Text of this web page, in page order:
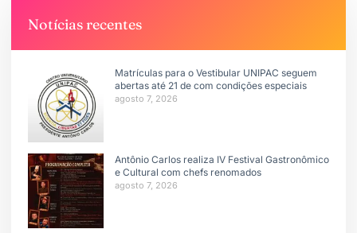
Notícias recentes
Matrículas para o Vestibular UNIPAC seguem
abertas até 21 de com condições especiais
agosto 7, 2026
Antônio Carlos realiza IV Festival Gastronômico
e Cultural com chefs renomados
agosto 7, 2026